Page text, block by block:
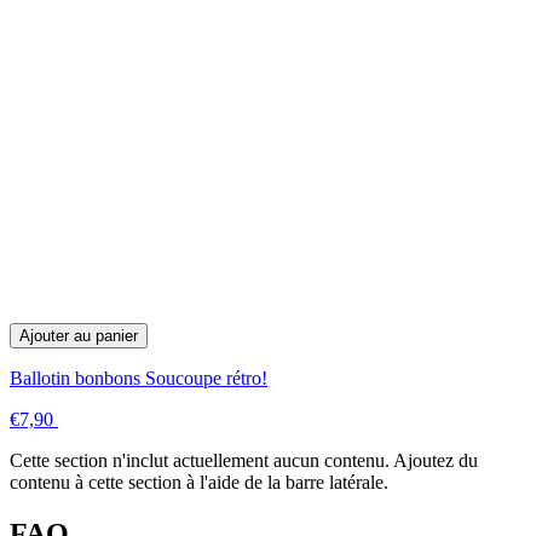
Ajouter au panier
Ballotin bonbons Soucoupe rétro!
€7,90
Cette section n'inclut actuellement aucun contenu. Ajoutez du
contenu à cette section à l'aide de la barre latérale.